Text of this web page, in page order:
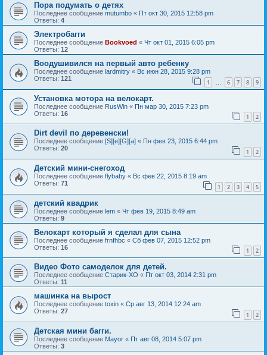
Пора подумать о детях
Последнее сообщение mutumbo « Пт окт 30, 2015 12:58 pm
Ответы: 4
Электробагги
Последнее сообщение Bookvoed « Чт окт 01, 2015 6:05 pm
Ответы: 12
Воодушивился на первый авто ребенку
Последнее сообщение lardmitry « Вс июн 28, 2015 9:28 pm
Ответы: 121 1 … 6 7 8 9
Установка мотора на велокарт.
Последнее сообщение RusWin « Пн мар 30, 2015 7:23 pm
Ответы: 16 1 2
Dirt devil по деревенски!
Последнее сообщение [S][e][G][a] « Пн фев 23, 2015 6:44 pm
Ответы: 20 1 2
Детский мини-снегоход
Последнее сообщение flybaby « Вс фев 22, 2015 8:19 am
Ответы: 71 1 2 3 4 5
детский квадрик
Последнее сообщение lem « Чт фев 19, 2015 8:49 am
Ответы: 9
Велокарт который я сделал для сына
Последнее сообщение frnfhbc « Сб фев 07, 2015 12:52 pm
Ответы: 16 1 2
Видео Фото самоделок для детей.
Последнее сообщение Старик-ХО « Пт окт 03, 2014 2:31 pm
Ответы: 11
машинка на вырост
Последнее сообщение toxin « Ср авг 13, 2014 12:24 am
Ответы: 27 1 2
Детская мини багги.
Последнее сообщение Mayor « Пт авг 08, 2014 5:07 pm
Ответы: 3